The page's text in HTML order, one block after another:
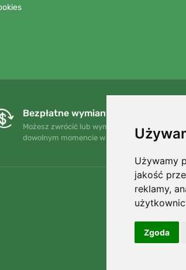
Używamy
jakość
reklamy,
Zgoda
Bezpłatne wymiany i zwroty
Możesz zwrócić lub wymienić swoje
dowolnym momencie w ciągu 90 dni.